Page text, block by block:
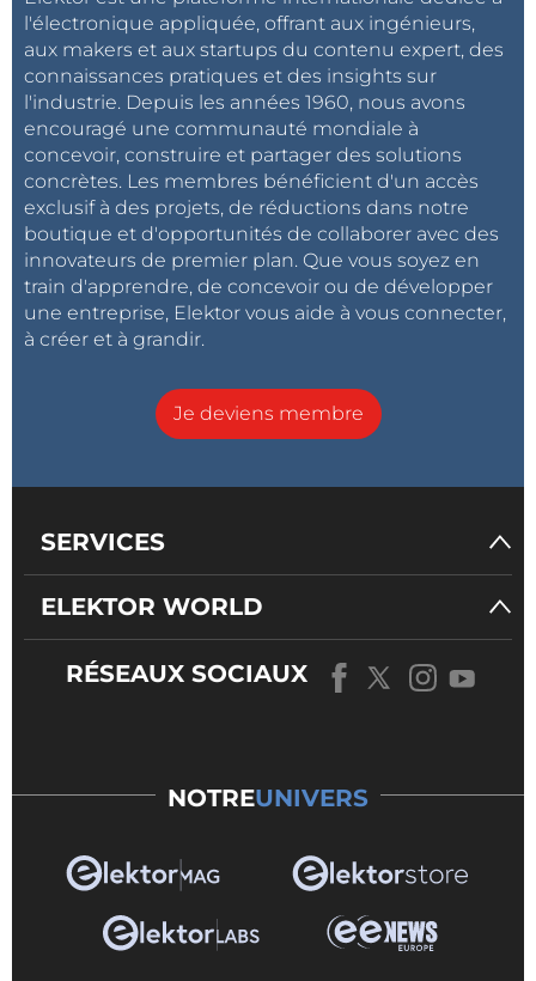
l'électronique appliquée, offrant aux ingénieurs,
aux makers et aux startups du contenu expert, des
connaissances pratiques et des insights sur
l'industrie. Depuis les années 1960, nous avons
encouragé une communauté mondiale à
concevoir, construire et partager des solutions
concrètes. Les membres bénéficient d'un accès
exclusif à des projets, de réductions dans notre
boutique et d'opportunités de collaborer avec des
innovateurs de premier plan. Que vous soyez en
train d'apprendre, de concevoir ou de développer
une entreprise, Elektor vous aide à vous connecter,
à créer et à grandir.
Je deviens membre
SERVICES
ELEKTOR WORLD
RÉSEAUX SOCIAUX
NOTREUNIVERS